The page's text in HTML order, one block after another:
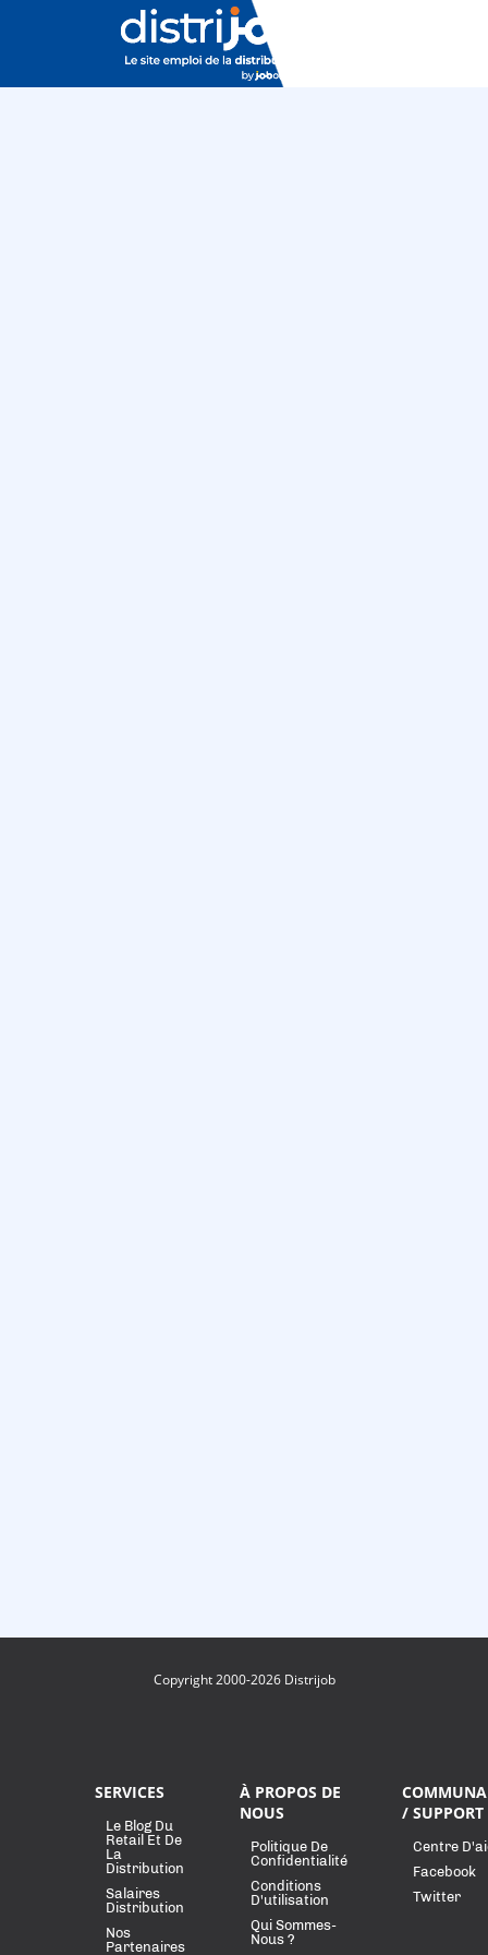
Copyright 2000-2026 Distrijob
SERVICES
Le Blog Du
Retail Et De
La
Distribution
Salaires
Distribution
Nos
Partenaires
À PROPOS DE
NOUS
Politique De
Confidentialité
Conditions
D'utilisation
Qui Sommes-
Nous ?
/ SUPPORT
Centre
Facebook
Twitter